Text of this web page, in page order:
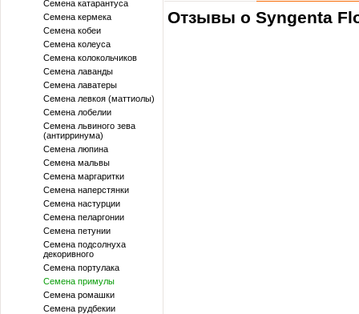
Семена катарантуса
Семена кермека
Семена кобеи
Семена колеуса
Семена колокольчиков
Семена лаванды
Семена лаватеры
Семена левкоя (маттиолы)
Семена лобелии
Семена львиного зева
(антирринума)
Семена люпина
Семена мальвы
Семена маргаритки
Семена наперстянки
Семена настурции
Семена пеларгонии
Семена петунии
Семена подсолнуха
декоривного
Семена портулака
Семена примулы
Семена ромашки
Семена рудбекии
Отзывы о Syngenta